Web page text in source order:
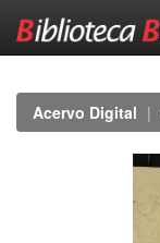
navigationAcervo Digital